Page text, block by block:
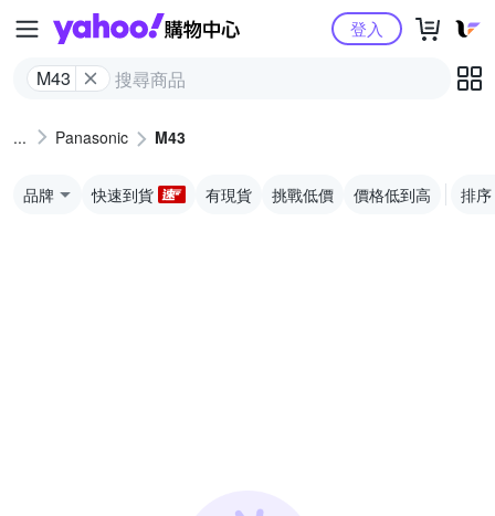
Yahoo購物中心
M43
登入
Panasonic M43
品牌 快速到貨 有現貨 挑戰低價 價格低到高 排序